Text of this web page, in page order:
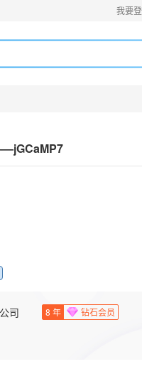
我要
司 8 年 钻石会员